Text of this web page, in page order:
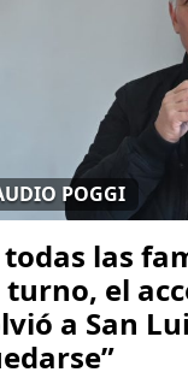
POGGI
todas las
turno, el
a San